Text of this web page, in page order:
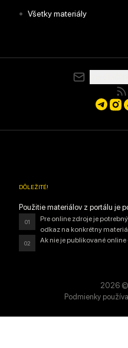
• Všetky materiály
DÔLEŽITÉ!
Použitie materiálov z portálu je
01
Pre online zdroje je
odkaz na konkrétny
02 Ak nie je publikované
2026 ©
Podmienky